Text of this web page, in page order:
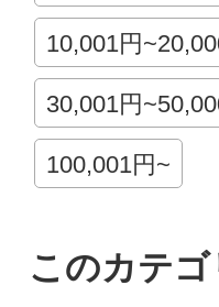
10,001円
30,001円
100,001円~
このカテ